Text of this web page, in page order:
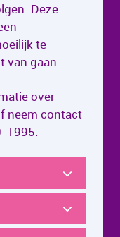
Deze
te
van gaan.
over
neem contact
1995.